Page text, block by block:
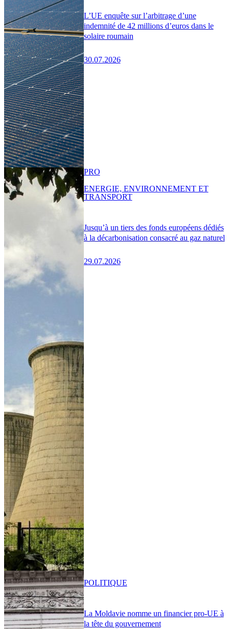
L’UE enquête sur l’arbitrage d’une
indemnité de 42 millions d’euros dans le
solaire roumain
30.07.2026
Jusqu’à un tiers des fonds européens dédiés
à la décarbonisation consacré au gaz naturel
29.07.2026
PRO
ENERGIE, ENVIRONNEMENT ET
TRANSPORT
La Moldavie nomme un financier pro-UE à
la tête du gouvernement
POLITIQUE